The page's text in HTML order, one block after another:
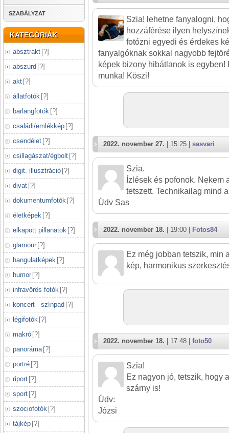
SZABÁLYZAT
KATEGÓRIÁK
absztrakt [?]
abszurd [?]
akt [?]
állatfotók [?]
barlangfotók [?]
családi/emlékkép [?]
csendélet [?]
csillagászat/égbolt [?]
digit. illusztráció [?]
divat [?]
dokumentumfotók [?]
életképek [?]
elkapott pillanatok [?]
glamour [?]
hangulatképek [?]
humor [?]
infravörös fotók [?]
koncert - színpad [?]
légifotók [?]
makró [?]
panoráma [?]
portré [?]
riport [?]
sport [?]
szociofotók [?]
tájkép [?]
Szia! lehetne fanyalogni,
hozzáférése ilyen
fotózni egyedi és érdekes
fanyalgóknak sokkal nagyobb
képek bizony hibátlanok is egyben!
munka! Köszi!
2022. november 27. | 15:25 | sasvari
Szia.
Ízlések és pofonok. Nekem
tetszett. Technikailag mind
Üdv Sas
2022. november 18. | 19:00 | Fotos84
Ez még jobban tetszik, min
kép, harmonikus
2022. november 18. | 17:48 | foto50
Szia!
Ez nagyon jó, tetszik, hogy
szárny is!
Üdv:
Józsi